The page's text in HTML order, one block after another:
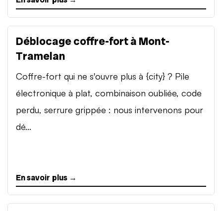
Déblocage coffre-fort à Mont-
Tramelan
Coffre-fort qui ne s'ouvre plus à {city} ? Pile
électronique à plat, combinaison oubliée, code
perdu, serrure grippée : nous intervenons pour
dé...
En savoir plus →